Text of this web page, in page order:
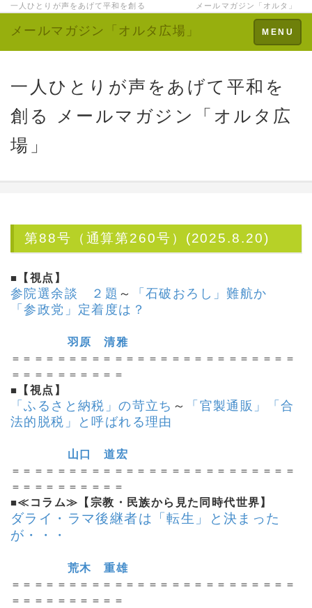
一人ひとりが声をあげて平和を創る メールマガジン「オルタ」
Toggle
navigation
MENU
メールマガジン「オルタ広場」
一人ひとりが声をあげて平和を
創る メールマガジン「オルタ広
場」
第88号（通算第260号）(2025.8.20)
■ 【視点】
参院選余談 ２題 ～
「石破おろし」難航か
「参政党」定着度は？
羽原 清雅
＝＝＝＝＝＝＝＝＝＝＝＝＝＝＝＝＝＝＝＝＝＝＝＝＝
＝＝＝＝＝＝＝＝＝＝
■ 【視点】
「ふるさと納税」の苛立ち ～
「官製通販」「合
法的脱税」と呼ばれる理由
山口 道宏
＝＝＝＝＝＝＝＝＝＝＝＝＝＝＝＝＝＝＝＝＝＝＝＝＝
＝＝＝＝＝＝＝＝＝＝
■≪コラム≫【宗教・民族から見た同時代世界】
ダライ・ラマ後継者は「転生」と決まった
が・・・
荒木 重雄
＝＝＝＝＝＝＝＝＝＝＝＝＝＝＝＝＝＝＝＝＝＝＝＝＝
＝＝＝＝＝＝＝＝＝＝